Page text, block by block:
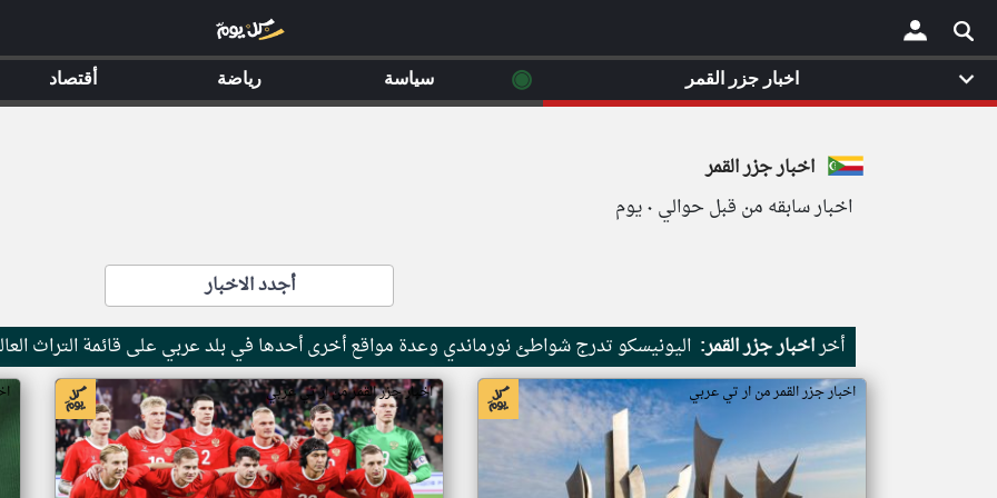
×
اخبار جزر القمر
اخبار سابقه من قبل حوالي ٠ يوم
أجدد الاخبار
أخراخبار جزر القمر: اليونيسكو تدرج شواطئ نورماندي وعدة مواقع أخرى أحدها في بلد عربي على قائمة التراث
اخبار جزر القمر من ار تي عربي اخبار جزر القمر من ار تي عربي
اخبار جزر القمر ◉ سياسة رياضة أقتصاد